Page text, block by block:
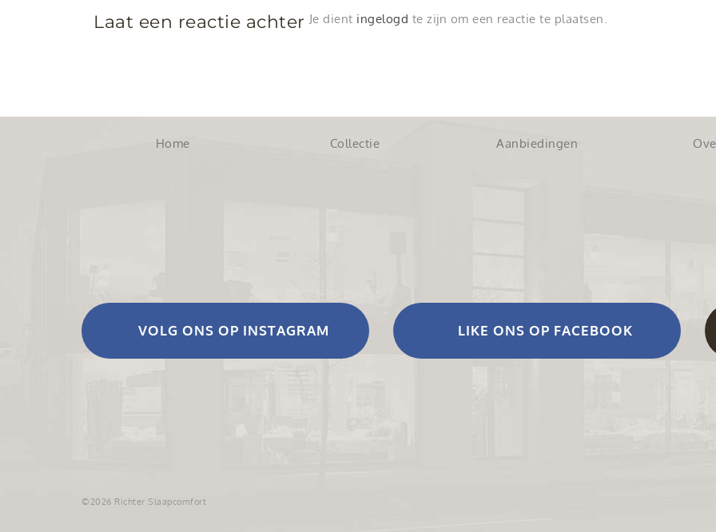
Laat een reactie achter Je dient ingelogd te zijn om een reactie te plaatsen.
Home Collectie Aanbiedingen
VOLG ONS OP INSTAGRAM LIKE ONS OP FACEBOOK
©2026 Richter Slaapcomfort